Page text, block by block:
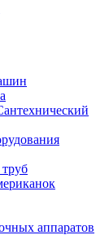
аппаратов